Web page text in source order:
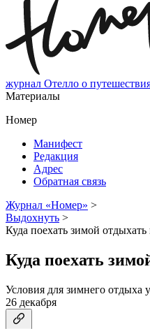
журнал Отелло о
Материалы
Номер
Манифест
Редакция
Адрес
Обратная связь
Журнал «Номер» >
Выдохнуть >
Куда поехать зимой
Куда поехать
Условия для зимнего отдыха
26 декабря